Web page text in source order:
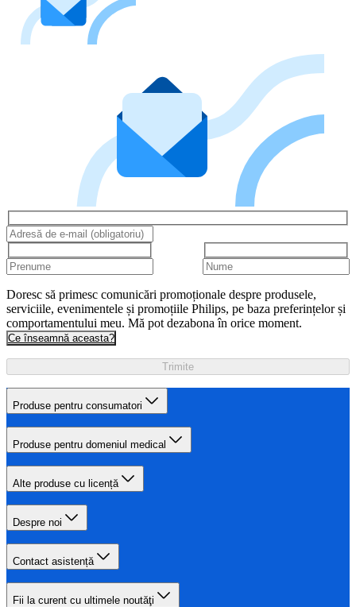
Doresc să primesc comunicări promoționale despre produsele,
serviciile, evenimentele și promoțiile Philips, pe baza preferințelor și
comportamentului meu. Mă pot dezabona în orice moment.
Ce înseamnă aceasta?
Trimite
Produse pentru consumatori
Produse pentru domeniul medical
Alte produse cu licență
Despre noi
Contact asistență
Fii la curent cu ultimele noutăţi